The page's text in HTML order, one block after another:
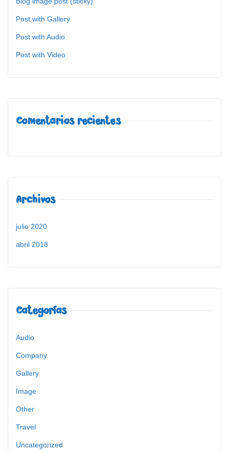
Post with Gallery
Post with Audio
Post with Video
Comentarios recientes
Archivos
julio 2020
abril 2018
Categorías
Audio
Company
Gallery
Image
Other
Travel
Uncategorized